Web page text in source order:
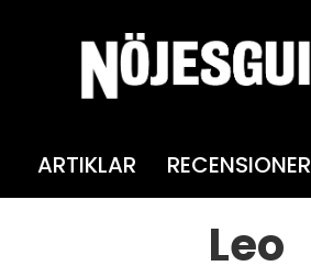
ARTIKLAR RECENSIONER
Leo